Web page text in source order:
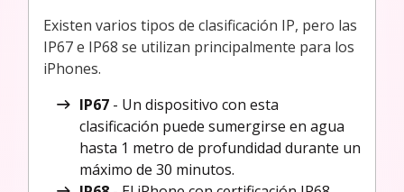
Existen varios tipos de clasificación IP, pero las
IP67 e IP68 se utilizan principalmente para los
iPhones.
IP67 - Un dispositivo con esta
clasificación puede sumergirse en agua
hasta 1 metro de profundidad durante un
máximo de 30 minutos.